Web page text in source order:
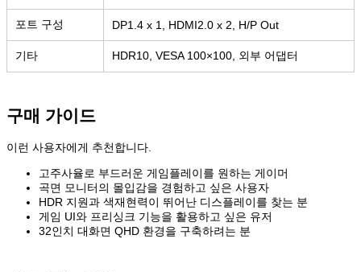
포트 구성 DP1.4 x 1, HDMI2.0 x 2, H/P Out
기타 HDR10, VESA 100×100, 외부 어댑터
구매 가이드
이런 사용자에게 추천합니다.
고주사율로 부드러운 게임플레이를 원하는 게이머
곡면 모니터의 몰입감을 경험하고 싶은 사용자
HDR 지원과 색재현력이 뛰어난 디스플레이를 찾는 분
게임 UI와 프리싱크 기능을 활용하고 싶은 유저
32인치 대화면 QHD 환경을 구축하려는 분